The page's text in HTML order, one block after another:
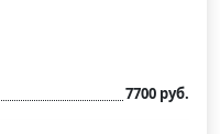
7700 руб.